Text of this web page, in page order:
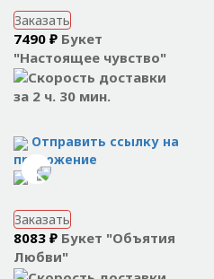
Заказать
7490 ₽ Букет
"Настоящее чувство"
за 2 ч. 30 мин.
Отправить ссылку на
приложение
Заказать
8083 ₽ Букет "Объятия
Любви"